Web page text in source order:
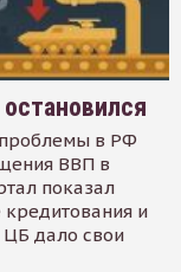
в РФ
ВВП в
показал
и
ЦБ дало свои